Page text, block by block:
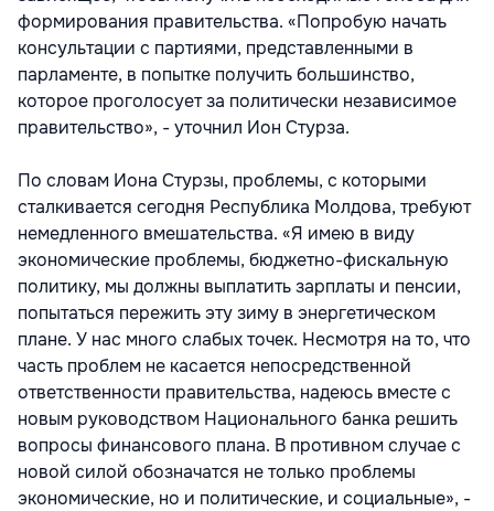
формирования правительства. «Попробую начать
консультации с партиями, представленными в
парламенте, в попытке получить большинство,
которое проголосует за политически независимое
правительство», - уточнил Ион Стурза.
По словам Иона Стурзы, проблемы, с которыми
сталкивается сегодня Республика Молдова, требуют
немедленного вмешательства. «Я имею в виду
экономические проблемы, бюджетно-фискальную
политику, мы должны выплатить зарплаты и пенсии,
попытаться пережить эту зиму в энергетическом
плане. У нас много слабых точек. Несмотря на то, что
часть проблем не касается непосредственной
ответственности правительства, надеюсь вместе с
новым руководством Национального банка решить
вопросы финансового плана. В противном случае с
новой силой обозначатся не только проблемы
экономические, но и политические, и социальные», -